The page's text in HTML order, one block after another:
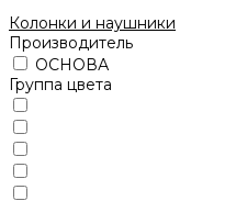
Колонки и наушники
Производитель
ОСНОВА
Группа цвета